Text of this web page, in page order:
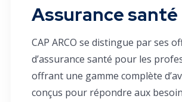
Assurance santé
CAP ARCO se distingue par ses
d’assurance santé pour les
offrant une gamme complète
conçus pour répondre aux